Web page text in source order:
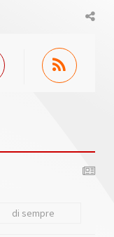
di sempre